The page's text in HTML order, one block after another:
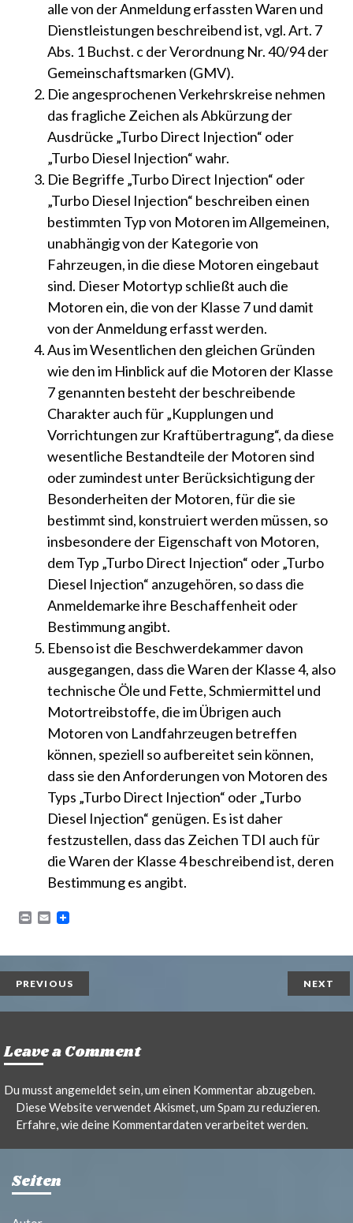
alle von der Anmeldung erfassten Waren und
Dienstleistungen beschreibend ist, vgl. Art. 7
Abs. 1 Buchst. c der Verordnung Nr. 40/94 der
Gemeinschaftsmarken (GMV).
Die angesprochenen Verkehrskreise nehmen
das fragliche Zeichen als Abkürzung der
Ausdrücke „Turbo Direct Injection“ oder
„Turbo Diesel Injection“ wahr.
Die Begriffe „Turbo Direct Injection“ oder
„Turbo Diesel Injection“ beschreiben einen
bestimmten Typ von Motoren im Allgemeinen,
unabhängig von der Kategorie von
Fahrzeugen, in die diese Motoren eingebaut
sind. Dieser Motortyp schließt auch die
Motoren ein, die von der Klasse 7 und damit
von der Anmeldung erfasst werden.
Aus im Wesentlichen den gleichen Gründen
wie den im Hinblick auf die Motoren der Klasse
7 genannten besteht der beschreibende
Charakter auch für „Kupplungen und
Vorrichtungen zur Kraftübertragung“, da diese
wesentliche Bestandteile der Motoren sind
oder zumindest unter Berücksichtigung der
Besonderheiten der Motoren, für die sie
bestimmt sind, konstruiert werden müssen, so
insbesondere der Eigenschaft von Motoren,
dem Typ „Turbo Direct Injection“ oder „Turbo
Diesel Injection“ anzugehören, so dass die
Anmeldemarke ihre Beschaffenheit oder
Bestimmung angibt.
Ebenso ist die Beschwerdekammer davon
ausgegangen, dass die Waren der Klasse 4, also
technische Öle und Fette, Schmiermittel und
Motortreibstoffe, die im Übrigen auch
Motoren von Landfahrzeugen betreffen
können, speziell so aufbereitet sein können,
dass sie den Anforderungen von Motoren des
Typs „Turbo Direct Injection“ oder „Turbo
Diesel Injection“ genügen. Es ist daher
festzustellen, dass das Zeichen TDI auch für
die Waren der Klasse 4 beschreibend ist, deren
Bestimmung es angibt.
P
n
t
E
i
l
PREVIOUS NEXT
Leave a Comment
Du musstangemeldetsein, um einen Kommentar abzugeben.
Diese Website verwendet Akismet, um Spam zu reduzieren.
Erfahre, wie deine Kommentardaten verarbeitet werden.
Seiten